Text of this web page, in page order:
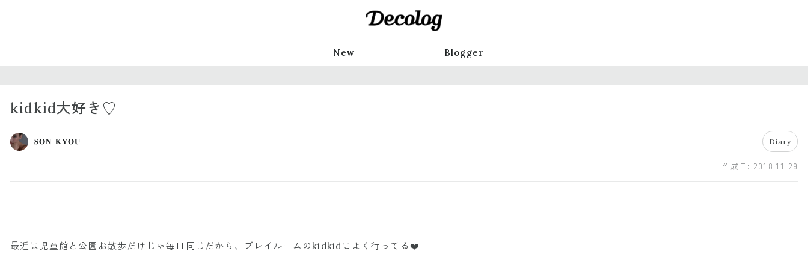
New Blogger
kidkid大好き♡
𝐒𝐎𝐍 𝐊𝐘𝐎𝐔 Diary
作成日: 2018.11.29
最近は児童館と公園お散歩だけじゃ毎日同じだから、プレイルームのkidkidによく行ってる❤️